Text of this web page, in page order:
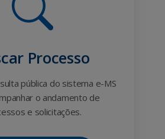
Processo
pública do sistema e-MS
o andamento de
e solicitações.